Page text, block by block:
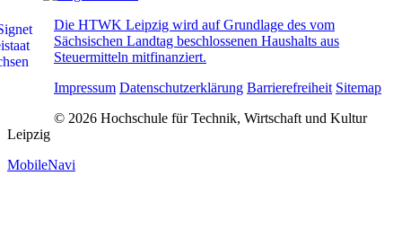
Die HTWK Leipzig wird auf Grundlage des vom
Sächsischen Landtag beschlossenen Haushalts aus
Steuermitteln mitfinanziert.
Impressum Datenschutzerklärung Barrierefreiheit Sitemap
© 2026 Hochschule für Technik, Wirtschaft und Kultur
Leipzig
MobileNavi